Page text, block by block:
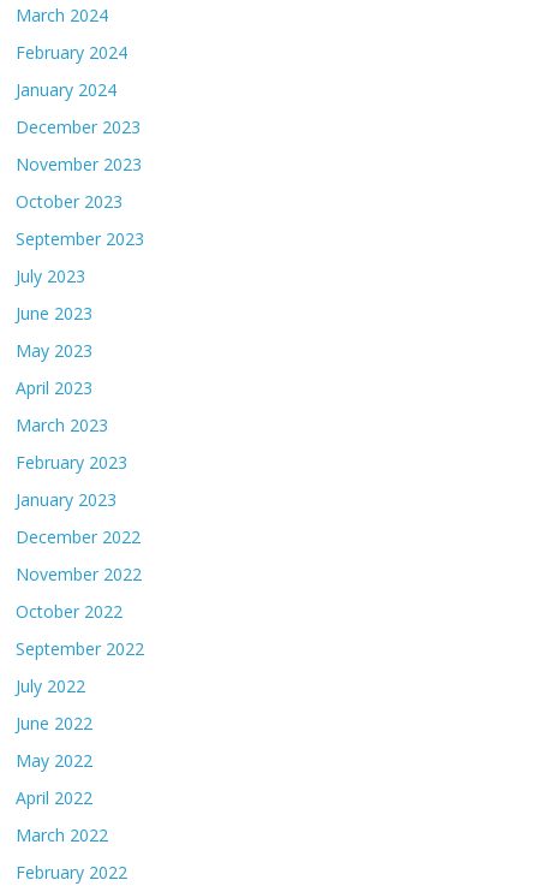
March 2024
February 2024
January 2024
December 2023
November 2023
October 2023
September 2023
July 2023
June 2023
May 2023
April 2023
March 2023
February 2023
January 2023
December 2022
November 2022
October 2022
September 2022
July 2022
June 2022
May 2022
April 2022
March 2022
February 2022